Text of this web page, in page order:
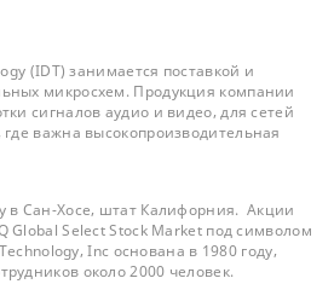
(IDT) занимается поставкой и
микросхем. Продукция компании
сигналов аудио и видео, для сетей
важна высокопроизводительная
в Сан-Хосе, штат Калифорния. Акции
Global Select Stock Market под символом
Inc основана в 1980 году,
около 2000 человек.